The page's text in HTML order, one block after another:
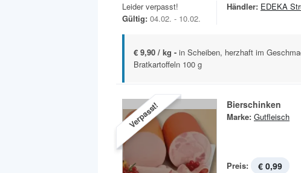
Leider verpasst!
Gültig: 04.02. - 10.02.
Händler: EDEKA
€ 9,90 / kg - in Scheiben, herzhaft im
Bratkartoffeln 100 g
Verpasst! Bierschinken
Marke: Gutfleisch
Preis: € 0,99